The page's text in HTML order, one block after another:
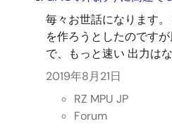
毎々お世話になります
を作ろうとしたのです
で、もっと速い 出力は
2019年8月21日
RZ MPU JP
Forum